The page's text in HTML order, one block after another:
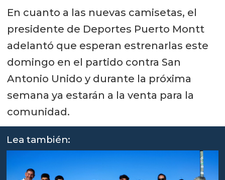
En cuanto a las nuevas camisetas, el
presidente de Deportes Puerto Montt
adelantó que esperan estrenarlas este
domingo en el partido contra San
Antonio Unido y durante la próxima
semana ya estarán a la venta para la
comunidad.
Lea también: